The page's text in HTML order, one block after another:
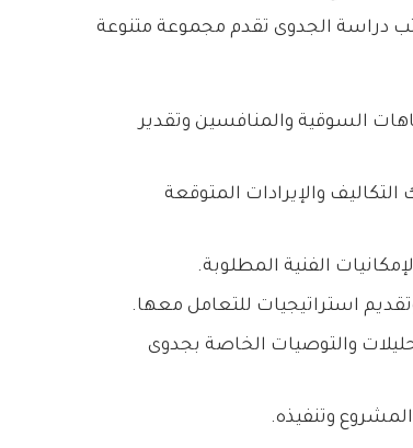
دراسة الجدوى تقدم مجموعة متنوعة
السوقية والمنافسين وتقدير
والإيرادات المتوقعة
الفنية المطلوبة.
استراتيجيات للتعامل معها.
والتوصيات الخاصة بجدوى
وتنفيذه.